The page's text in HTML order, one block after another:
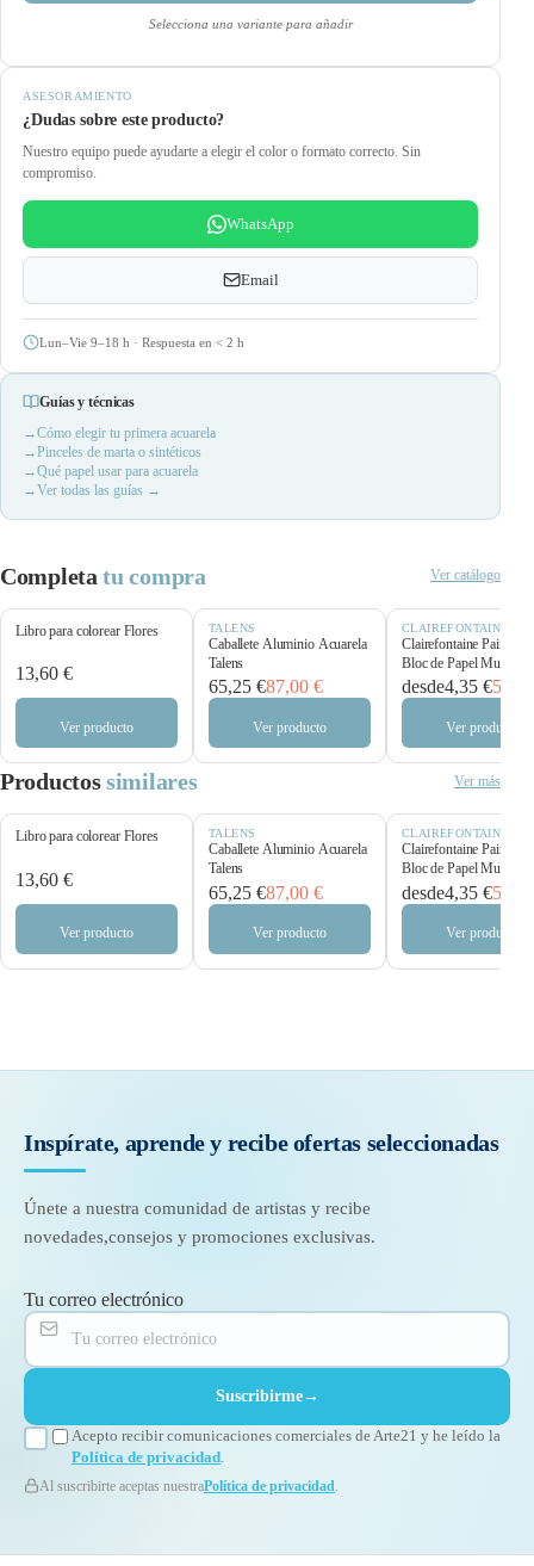
Selecciona una variante para añadir
ASESORAMIENTO
¿Dudas sobre este producto?
Nuestro equipo puede ayudarte a elegir el color o formato correcto. Sin
compromiso.
WhatsApp
Email
Lun–Vie 9–18 h · Respuesta en < 2 h
Guías y técnicas
Cómo elegir tu primera acuarela
Pinceles de marta o sintéticos
Qué papel usar para acuarela
Ver todas las guías →
Completa tu compra Ver catálogo
Libro para colorear Flores
13,60 €
Ver producto
TALENS
Caballete Aluminio Acuarela
Talens
65,25 €87,00 €
Ver producto
CLAIREFONTAINE
Clairefontaine
Bloc de Papel
250 g/m²
desde4,35 €5,80
Ver producto
Productos similares Ver más
Libro para colorear Flores
13,60 €
Ver producto
TALENS
Caballete Aluminio Acuarela
Talens
65,25 €87,00 €
Ver producto
CLAIREFONTAINE
Clairefontaine
Bloc de Papel
250 g/m²
desde4,35 €5,80
Ver producto
Inspírate, aprende y recibeofertas seleccionadas
Únete a nuestra comunidad de artistas y recibe
novedades,consejos y promociones exclusivas.
Tu correo electrónico
Suscribirme→
Acepto recibir comunicaciones comerciales de Arte21 y he leído la
Política de privacidad.
Al suscribirte aceptas nuestraPolítica de privacidad.